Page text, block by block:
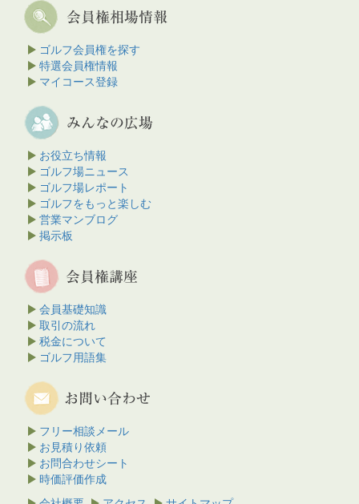
ゴルフ会員権を探す
特選会員権情報
マイコース登録
お役立ち情報
ゴルフ場ニュース
ゴルフ場レポート
ゴルフをもっと楽しむ
営業マンブログ
掲示板
会員基礎知識
取引の流れ
税金について
ゴルフ用語集
フリー相談メール
お見積り依頼
お問合わせシート
時価評価作成